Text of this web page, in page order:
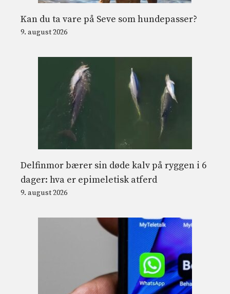
Kan du ta vare på Seve som hundepasser?
9. august 2026
Delfinmor bærer sin døde kalv på ryggen i 6
dager: hva er epimeletisk atferd
9. august 2026